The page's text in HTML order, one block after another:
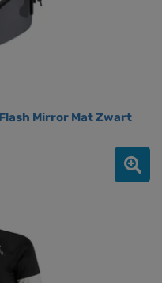
Mirror Mat Zwart